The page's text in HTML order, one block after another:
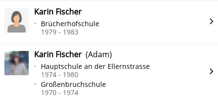
Karin Fischer
Brücherhofschule
1979 - 1983
Karin Fischer (Adam)
Hauptschule an der Ellernstrasse
1974 - 1980
Großenbruchschule
1970 - 1974